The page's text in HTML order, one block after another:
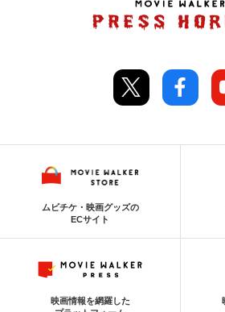
ムビチケ・映画グッズの
ECサイト
映画情報を網羅した